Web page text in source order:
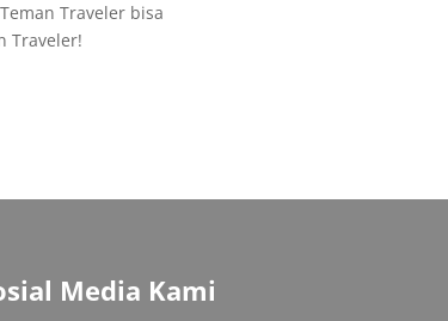
Traveler bisa
Traveler!
Media Kami